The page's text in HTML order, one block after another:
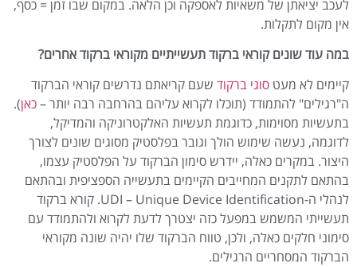
לעכב יציאתן של משאיות לאספקה וכן הלאה. במקום שבו זמן = כסף,
אין מקום לתקלות.
במה עוד שונים קוראי ברקוד תעשייתיים מקוראי ברקוד אחרים?
קיימים לא מעט סוגי ברקוד שעם קריאתם נדרשים קוראי הברקוד
ה"רגילים" להתמודד (תוכלו לקרוא עליהם בהרחבה רבה יותר –כאן).
בתעשיות מסוימות, כדוגמת תעשיות האלקטרוניקה והמדיקל,
לדוגמה, נעשה שימוש הולך וגובר בפלסטיק מסוגים שונים לצורך
היצור. במקרים כאלה, יידרש סימון הברקוד על הפלסטיק עצמו,
בהתאם לתקנים המחייבים הקיימים בתעשייה הספציפית ובהתאם
לנהלי ה-UDI – Unique Device Identification. קורא ברקוד
תעשייתי המשמש במפעל כזה יצטרך לדעת לקרוא ולהתמודד עם
סימוני חלקים כאלה, ולכן, טווח הברקוד שלו יהיה שונה מקוראי
הברקוד המסחריים הרגילים.